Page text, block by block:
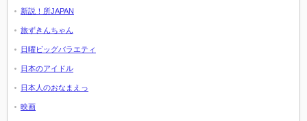
新説！所JAPAN
旅ずきんちゃん
日曜ビッグバラエティ
日本のアイドル
日本人のおなまえっ
映画